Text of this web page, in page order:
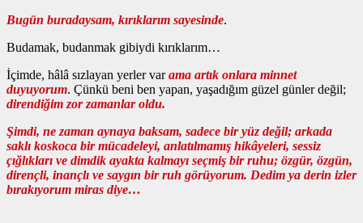
Bugün buradaysam, kırıklarım sayesinde.
Budamak, budanmak gibiydi kırıklarım…
İçimde, hâlâ sızlayan yerler varama artık onlara minnet
duyuyorum. Çünkü beni ben yapan, yaşadığım güzel günler değil;
direndiğim zor zamanlar oldu.
Şimdi, ne zaman aynaya baksam, sadece bir yüz değil; arkada
saklı koskoca bir mücadeleyi, anlatılmamış hikâyeleri, sessiz
çığlıkları ve dimdik ayakta kalmayı seçmiş bir ruhu; özgür, özgün,
dirençli, inançlı ve saygın bir ruh görüyorum. Dedim ya derin izler
bırakıyorum miras diye…